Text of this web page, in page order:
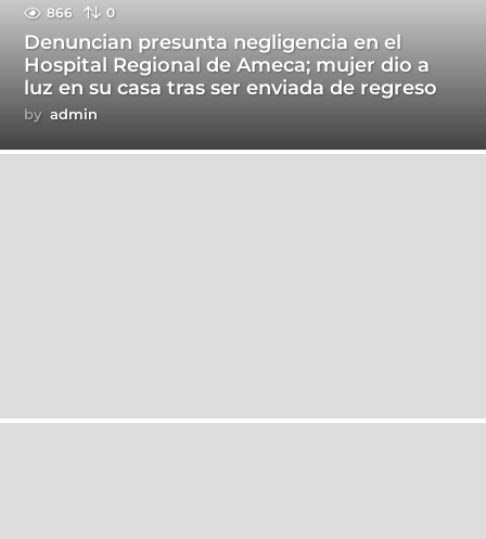
866 0
Denuncian presunta negligencia en el
Hospital Regional de Ameca; mujer dio a
luz en su casa tras ser enviada de regreso
by admin